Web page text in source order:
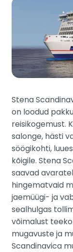
Stena
on loodud
reisikogemust.
salonge, hästi
söögikohti,
kõigile. Stena
saavad
hingematvaid
jaemüügi- ja
sealhulgas
võimalust
mugavuste ja
Scandinavica